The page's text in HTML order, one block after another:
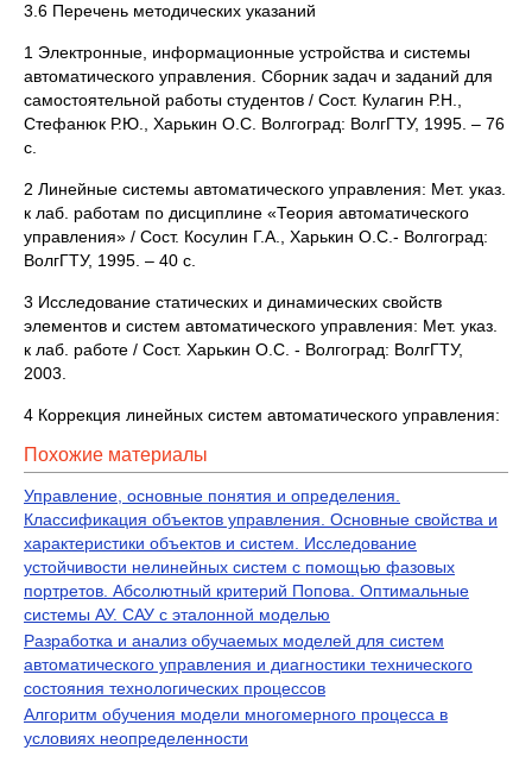
3.6 Перечень методических указаний
1 Электронные, информационные устройства и системы
автоматического управления. Сборник задач и заданий для
самостоятельной работы студентов / Сост. Кулагин Р.Н.,
Стефанюк Р.Ю., Харькин О.С. Волгоград: ВолгГТУ, 1995. – 76
с.
2 Линейные системы автоматического управления: Мет. указ.
к лаб. работам по дисциплине «Теория автоматического
управления» / Сост. Косулин Г.А., Харькин О.С.- Волгоград:
ВолгГТУ, 1995. – 40 с.
3 Исследование статических и динамических свойств
элементов и систем автоматического управления: Мет. указ.
к лаб. работе / Сост. Харькин О.С. - Волгоград: ВолгГТУ,
2003.
4 Коррекция линейных систем автоматического управления:
Похожие материалы
Управление, основные понятия и определения.
Классификация объектов управления. Основные свойства и
характеристики объектов и систем. Исследование
устойчивости нелинейных систем с помощью фазовых
портретов. Абсолютный критерий Попова. Оптимальные
системы АУ. САУ с эталонной моделью
Разработка и анализ обучаемых моделей для систем
автоматического управления и диагностики технического
состояния технологических процессов
Алгоритм обучения модели многомерного процесса в
условиях неопределенности